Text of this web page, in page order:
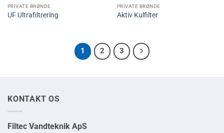
PRIVATE BRØNDE
UF Ultrafiltrering
PRIVATE BRØNDE
Aktiv Kulfilter
1 2 3
KONTAKT OS
Filtec Vandteknik ApS